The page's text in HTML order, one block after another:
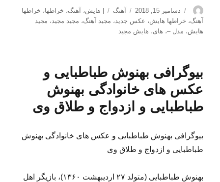
نویسنده
ارسال
شده
در
دسامبر 15, 2018 دسته‌ها
آهنگ برچسب‌ها
| هایش، آهنگ، خراطها، خراطها
آهنگ، خراطها هایش، عکس جدید، مجید آهنگ، مجید مجید، مجید
هایش، مدل –، های، هایش مجید
بیوگرافی بهنوش طباطبایی و
عکس های خانوادگی بهنوش
طباطبایی و ازدواج و طلاق وی
بیوگرافی بهنوش طباطبایی و عکس های خانوادگی بهنوش
طباطبایی و ازدواج و طلاق وی
بهنوش طباطبایی (متولد ۲۷ اردیبهشت ۱۳۶۰)، بازیگر اهل